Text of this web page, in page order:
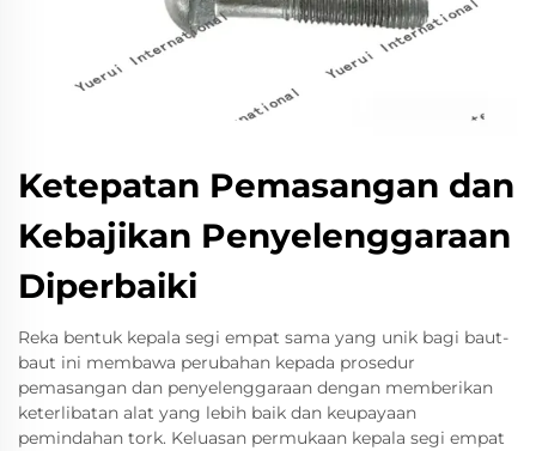
Ketepatan Pemasangan dan
Kebajikan Penyelenggaraan
Diperbaiki
Reka bentuk kepala segi empat sama yang unik bagi baut-
baut ini membawa perubahan kepada prosedur
pemasangan dan penyelenggaraan dengan memberikan
keterlibatan alat yang lebih baik dan keupayaan
pemindahan tork. Keluasan permukaan kepala segi empat